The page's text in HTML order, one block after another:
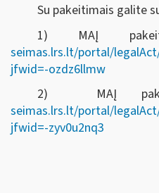
Su pakeitimais galite
1) MAĮ
seimas.lrs.lt/portal/
jfwid=-ozdz6llmw
2) MAĮ
seimas.lrs.lt/portal/
jfwid=-zyv0u2nq3